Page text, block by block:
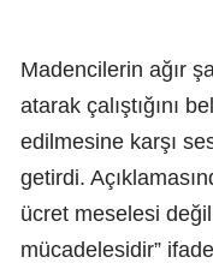
Madencilerin ağır
atarak çalıştığını
edilmesine karşı
getirdi.
ücret meselesi
mücadelesidir”